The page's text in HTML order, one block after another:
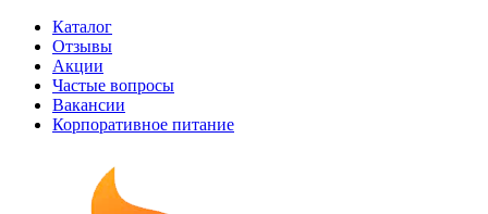
Каталог
Отзывы
Акции
Частые вопросы
Вакансии
Корпоративное питание